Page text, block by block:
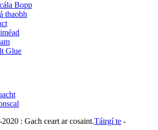
Bopp
thaobh
Glue
: Gach ceart ar cosaint.Táirgí te -